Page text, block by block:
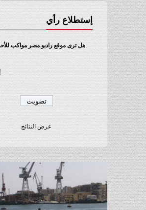
إستطلاع رأي
هل ترى موقع راديو مصر مواكب
عرض النتائج